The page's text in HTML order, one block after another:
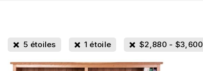
5 étoiles 1 étoile $2,880 - $3,600